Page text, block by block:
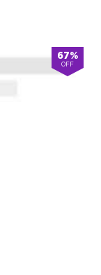
67%
OFF